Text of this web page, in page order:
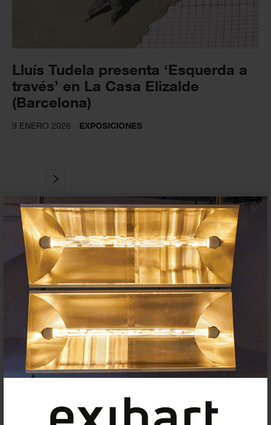
×
Lluís Tudela presenta ‘Esquerda a
través’ en La Casa Elizalde
(Barcelona)
9 ENERO 2026 EXPOSICIONES
Suscríbete a la newsletter
Insertar residencias
Insertar exposición o evento